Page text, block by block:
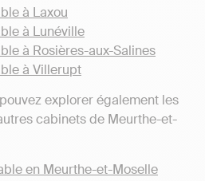
à Laxou
à Lunéville
à Rosières-aux-Salines
à Villerupt
explorer également les
cabinets de Meurthe-et-
en Meurthe-et-Moselle